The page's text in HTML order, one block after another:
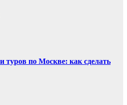
туров по Москве: как сделать